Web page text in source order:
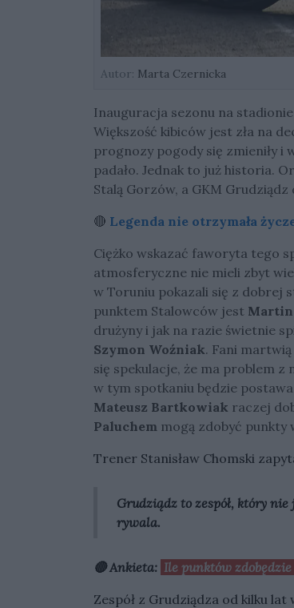
Autor: Marta Czernicka
Inauguracja sezonu na
Większość kibiców jest zła na
prognozy pogody się zmieniły i
padało. Jednak to już historia.
Stalą Gorzów, a GKM
🔴 Legenda nie otrzymała
Ciężko wskazać faworyta tego
atmosferyczne nie mieli zbyt
w Toruniu pokazali się z dobrej
punktem Stalowców jest
drużyny i jak na razie świetnie
Szymon Woźniak. Fani
się spekulacje, że ma problem
w tym spotkaniu będzie
Mateusz Bartkowiak raczej
Paluchem mogą zdobyć punkty
Trener Stanisław Chomski
Grudziądz to zespół, który
rywala.
🔴 Ankieta: Ile punktów
Zespół z Grudziądza od kilku